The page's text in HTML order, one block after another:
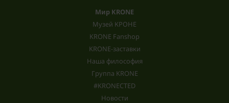
Мир KRONE
Музей КРОНЕ
KRONE Fanshop
KRONE-заставки
Наша философия
Группа KRONE
#KRONECTED
Новости